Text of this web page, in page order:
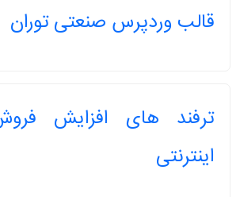
قالب وردپرس صنعتی توران
ترفند های افزایش
اینترنتی